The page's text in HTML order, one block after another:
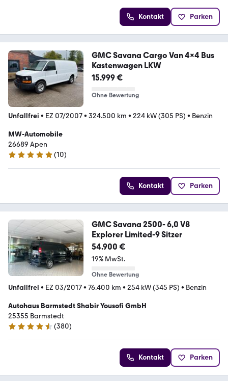
Kontakt Parken
GMC Savana Cargo Van 4x4 Bus
Kastenwagen LKW
15.999 €
Ohne Bewertung
Unfallfrei • EZ 07/2007• 324.500 km • 224 kW (305 PS) • Benzin
MW-Automobile
26689 Apen
5 Sterne
(10)
Kontakt Parken
GMC Savana 2500- 6,0 V8
Explorer Limited-9 Sitzer
54.900 €
19% MwSt.
Ohne Bewertung
Unfallfrei • EZ 03/2017• 76.400 km • 254 kW (345 PS) • Benzin
Autohaus Barmstedt Shabir Yousofi GmbH
25355 Barmstedt
4.5 Sterne
(380)
Kontakt Parken